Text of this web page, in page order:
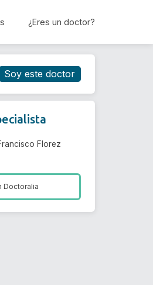
¿Eres un doctor?
Reservar cita
Soy este doctor
Florez
Doctoralia